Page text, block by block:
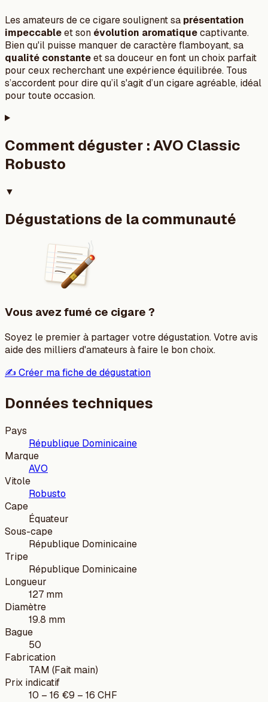
Les amateurs de ce cigare soulignent sa présentation
impeccableet son évolution aromatiquecaptivante.
Bien qu'il puisse manquer de caractère flamboyant, sa
qualité constanteet sa douceur en font un choix parfait
pour ceux recherchant une expérience équilibrée. Tous
s’accordent pour dire qu’il s'agit d’un cigare agréable, idéal
pour toute occasion.
Comment déguster :AVO Classic
Robusto
▼
Dégustations de la communauté
Vous avez fumé ce cigare ?
Soyez le premier à partager votre dégustation. Votre avis
aide des milliers d'amateurs à faire le bon choix.
✍️ Créer ma fiche de dégustation
Données techniques
Pays
République Dominicaine
Marque
AVO
Vitole
Robusto
Cape
Équateur
Sous-cape
République Dominicaine
Tripe
République Dominicaine
Longueur
127 mm
Diamètre
19.8 mm
Bague
50
Fabrication
TAM (Fait main)
Prix indicatif
10 – 16 €9 – 16 CHF